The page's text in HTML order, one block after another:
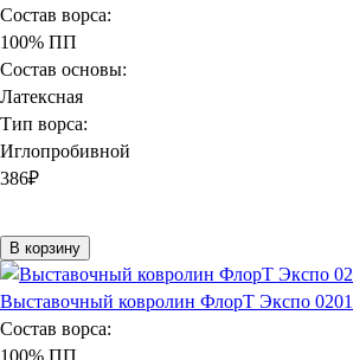
Состав ворса:
100% ПП
Состав основы:
Латексная
Тип ворса:
Иглопробивной
386₽
В корзину
Выставочный ковролин ФлорТ Экспо
Состав ворса:
100% ПП